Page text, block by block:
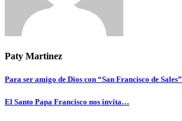
Paty Martinez
Navegación
de
Para ser amigo de Dios con “San Francisco de Sales”
El Santo Papa Francisco nos invita…